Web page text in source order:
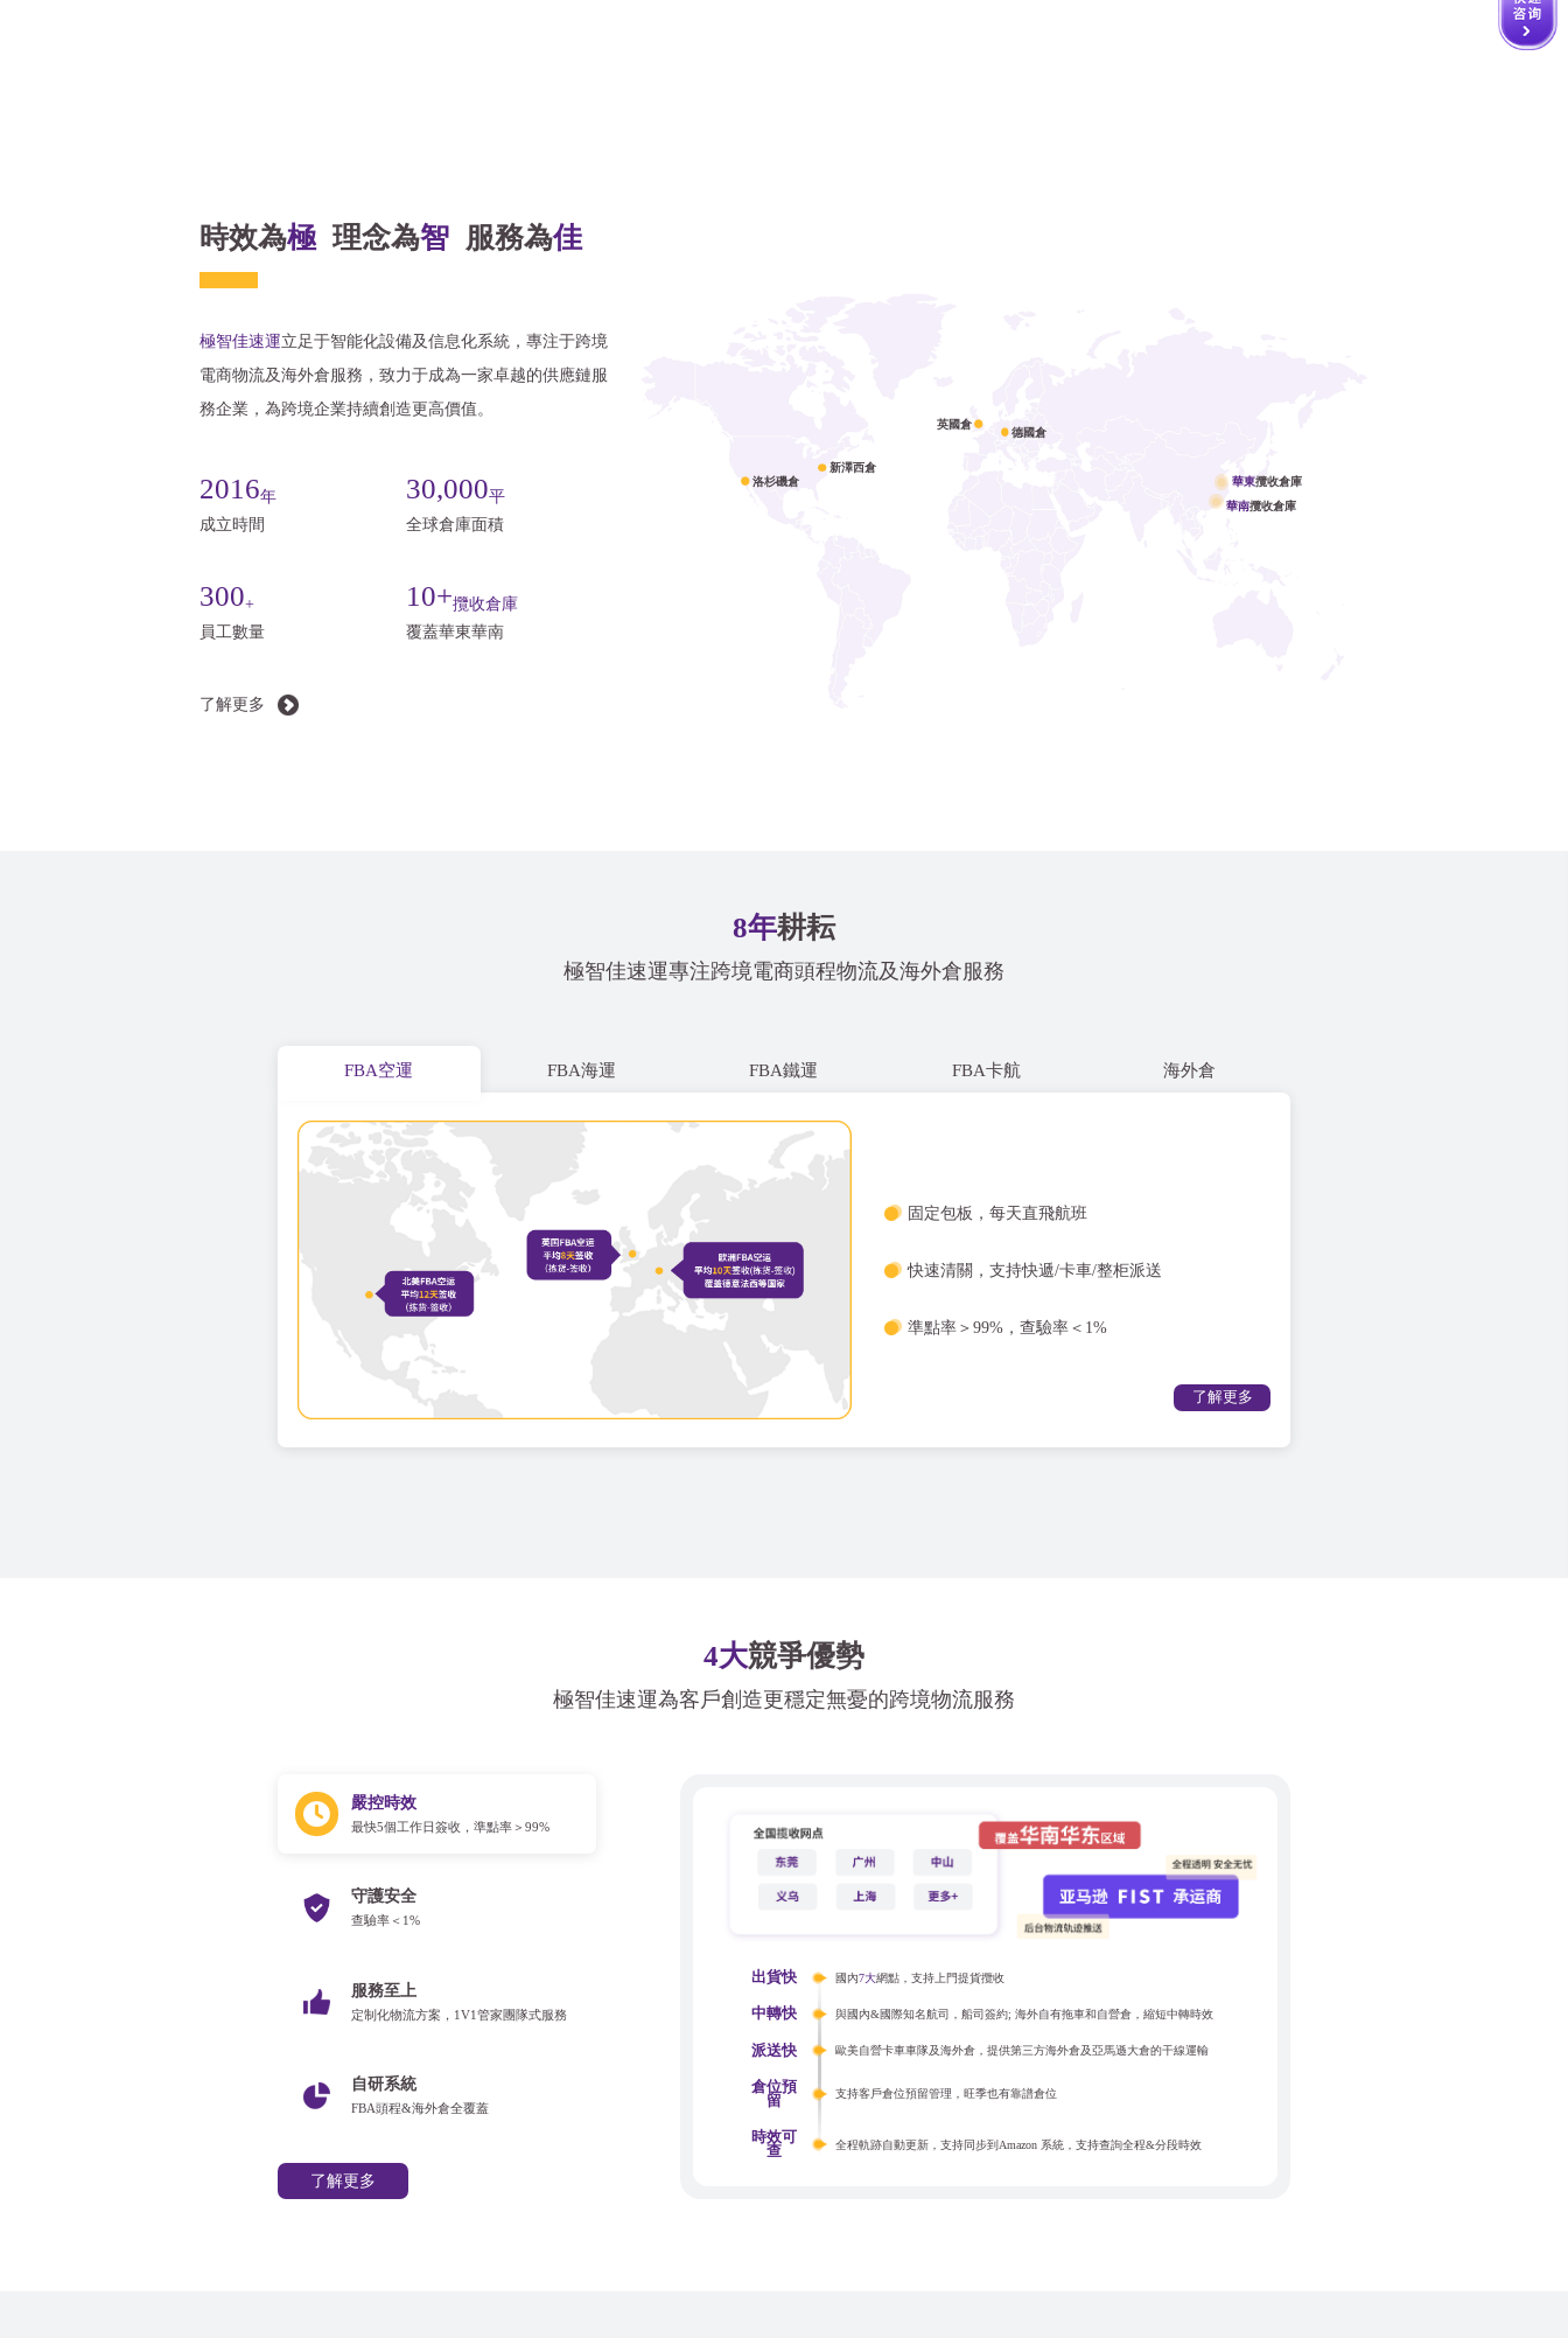
時效為極 理念為智 服務為佳
極智佳速運立足于智能化設備及信息化系統，專注于跨境
電商物流及海外倉服務，致力于成為一家卓越的供應鏈服
務企業，為跨境企業持續創造更高價值。
2016年
成立時間
30,000平
全球倉庫面積
300+
員工數量
10+攬收倉庫
覆蓋華東華南
了解更多
洛杉磯倉
新澤西倉
英國倉
德國倉
華東攬收倉庫
華南攬收倉庫
8年耕耘
極智佳速運專注跨境電商頭程物流及海外倉服務
FBA空運 FBA海運 FBA鐵運 FBA卡航 海外倉
固定包板，每天直飛航班
快速清關，支持快遞/卡車/整柜派送
準點率＞99%，查驗率＜1%
了解更多
4大競爭優勢
極智佳速運為客戶創造更穩定無憂的跨境物流服務
嚴控時效
最快5個工作日簽收，準點率＞99%
守護安全
查驗率＜1%
服務至上
定制化物流方案，1V1管家團隊式服務
自研系統
FBA頭程&海外倉全覆蓋
了解更多
出貨快 國內7大網點，支持上門提貨攬收
中轉快 與國內&國際知名航司，船司簽約; 海外自有拖車和自營倉，縮短中轉時效
派送快 歐美自營卡車車隊及海外倉，提供第三方海外倉及亞馬遜大倉的干線運輸
倉位預
留
支持客戶倉位預留管理，旺季也有靠譜倉位
時效可
查
全程軌跡自動更新，支持同步到Amazon 系統，支持查詢全程&分段時效